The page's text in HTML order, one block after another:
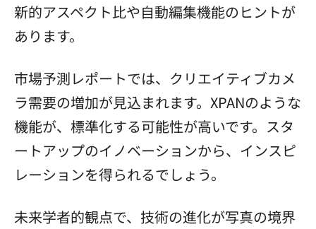
新的アスペクト比や自動編集機能のヒントが
あります。
市場予測レポートでは、クリエイティブカメ
ラ需要の増加が見込まれます。XPANのような
機能が、標準化する可能性が高いです。スタ
ートアップのイノベーションから、インスピ
レーションを得られるでしょう。
未来学者的観点で、技術の進化が写真の境界